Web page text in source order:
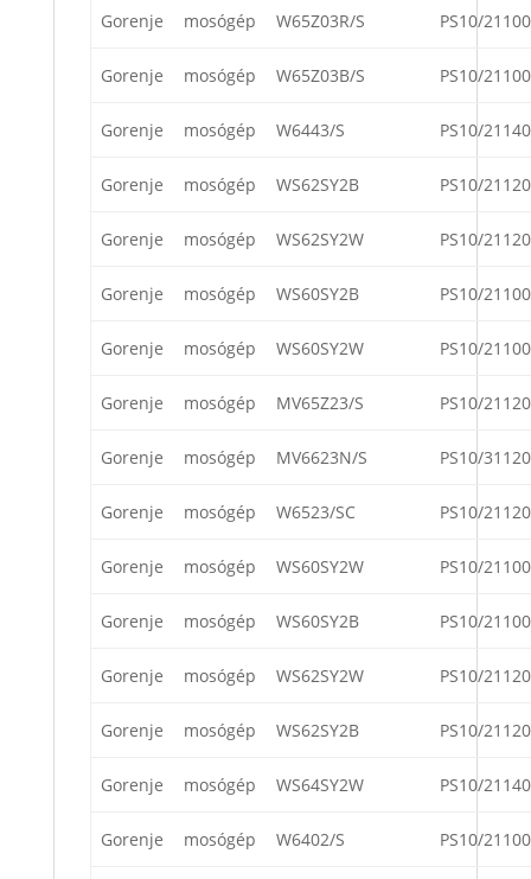
Gorenje mosógép W65Z03R/S PS10/21100
Gorenje mosógép W65Z03B/S PS10/21100
Gorenje mosógép W6443/S PS10/21140
Gorenje mosógép WS62SY2B PS10/21120
Gorenje mosógép WS62SY2W PS10/21120
Gorenje mosógép WS60SY2B PS10/21100
Gorenje mosógép WS60SY2W PS10/21100
Gorenje mosógép MV65Z23/S PS10/21120
Gorenje mosógép MV6623N/S PS10/31120
Gorenje mosógép W6523/SC PS10/21120
Gorenje mosógép WS60SY2W PS10/21100
Gorenje mosógép WS60SY2B PS10/21100
Gorenje mosógép WS62SY2W PS10/21120
Gorenje mosógép WS62SY2B PS10/21120
Gorenje mosógép WS64SY2W PS10/21140
Gorenje mosógép W6402/S PS10/21100